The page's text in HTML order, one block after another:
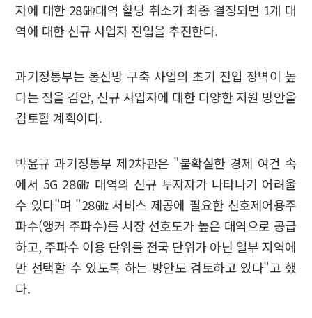
자에 대한 28㎓대역 할당 취소가 최종 결정되면 1개 대
역에 대한 신규 사업자 진입을 추진한다.
과기정통부는 통신망 구축 사업의 초기 진입 장벽이 높
다는 점을 감안, 신규 사업자에 대한 다양한 지원 방안을
검토할 계획이다.
박윤규 과기정통부 제2차관은 "불확실한 경제 여건 속
에서 5G 28㎓ 대역의 신규 투자자가 나타나기 어려울
수 있다"며 "28㎓ 서비스 제공에 필요한 신호제어용주
파수(앵커 주파수)를 시장 선호도가 높은 대역으로 공급
하고, 주파수 이용 단위를 전국 단위가 아닌 일부 지역에
만 선택할 수 있도록 하는 방안도 검토하고 있다"고 했
다.